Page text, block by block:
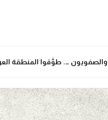
والصفويون …. طوَّقوا المنطقة